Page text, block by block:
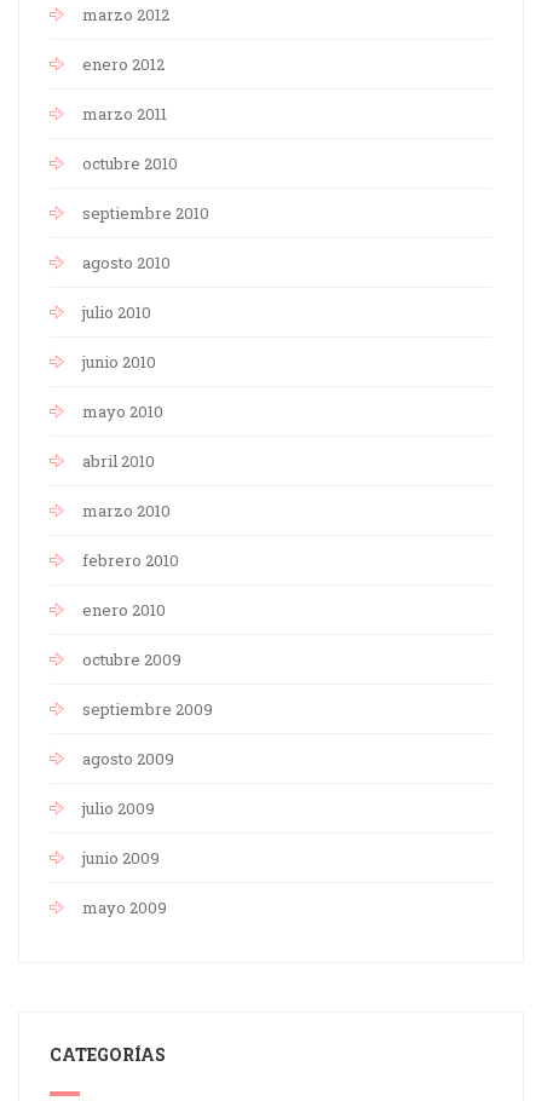
marzo 2012
enero 2012
marzo 2011
octubre 2010
septiembre 2010
agosto 2010
julio 2010
junio 2010
mayo 2010
abril 2010
marzo 2010
febrero 2010
enero 2010
octubre 2009
septiembre 2009
agosto 2009
julio 2009
junio 2009
mayo 2009
CATEGORÍAS